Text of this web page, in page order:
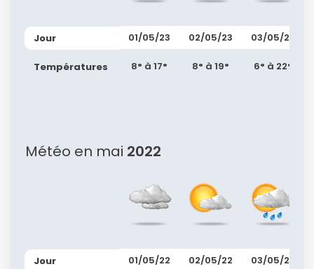
Jour
Températures
01/05/23
8° à 17°
02/05/23
8° à 19°
03/05/23
6° à 22°
Météo en mai 2022
Jour 01/05/22 02/05/22 03/05/22